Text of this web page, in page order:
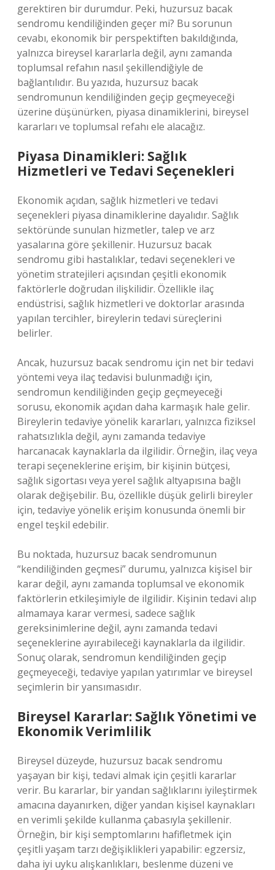
gerektiren bir durumdur. Peki, huzursuz bacak
sendromu kendiliğinden geçer mi? Bu sorunun
cevabı, ekonomik bir perspektiften bakıldığında,
yalnızca bireysel kararlarla değil, aynı zamanda
toplumsal refahın nasıl şekillendiğiyle de
bağlantılıdır. Bu yazıda, huzursuz bacak
sendromunun kendiliğinden geçip geçmeyeceği
üzerine düşünürken, piyasa dinamiklerini, bireysel
kararları ve toplumsal refahı ele alacağız.
Piyasa Dinamikleri: Sağlık
Hizmetleri ve Tedavi Seçenekleri
Ekonomik açıdan, sağlık hizmetleri ve tedavi
seçenekleri piyasa dinamiklerine dayalıdır. Sağlık
sektöründe sunulan hizmetler, talep ve arz
yasalarına göre şekillenir. Huzursuz bacak
sendromu gibi hastalıklar, tedavi seçenekleri ve
yönetim stratejileri açısından çeşitli ekonomik
faktörlerle doğrudan ilişkilidir. Özellikle ilaç
endüstrisi, sağlık hizmetleri ve doktorlar arasında
yapılan tercihler, bireylerin tedavi süreçlerini
belirler.
Ancak, huzursuz bacak sendromu için net bir tedavi
yöntemi veya ilaç tedavisi bulunmadığı için,
sendromun kendiliğinden geçip geçmeyeceği
sorusu, ekonomik açıdan daha karmaşık hale gelir.
Bireylerin tedaviye yönelik kararları, yalnızca fiziksel
rahatsızlıkla değil, aynı zamanda tedaviye
harcanacak kaynaklarla da ilgilidir. Örneğin, ilaç veya
terapi seçeneklerine erişim, bir kişinin bütçesi,
sağlık sigortası veya yerel sağlık altyapısına bağlı
olarak değişebilir. Bu, özellikle düşük gelirli bireyler
için, tedaviye yönelik erişim konusunda önemli bir
engel teşkil edebilir.
Bu noktada, huzursuz bacak sendromunun
“kendiliğinden geçmesi” durumu, yalnızca kişisel bir
karar değil, aynı zamanda toplumsal ve ekonomik
faktörlerin etkileşimiyle de ilgilidir. Kişinin tedavi alıp
almamaya karar vermesi, sadece sağlık
gereksinimlerine değil, aynı zamanda tedavi
seçeneklerine ayırabileceği kaynaklarla da ilgilidir.
Sonuç olarak, sendromun kendiliğinden geçip
geçmeyeceği, tedaviye yapılan yatırımlar ve bireysel
seçimlerin bir yansımasıdır.
Bireysel Kararlar: Sağlık Yönetimi ve
Ekonomik Verimlilik
Bireysel düzeyde, huzursuz bacak sendromu
yaşayan bir kişi, tedavi almak için çeşitli kararlar
verir. Bu kararlar, bir yandan sağlıklarını iyileştirmek
amacına dayanırken, diğer yandan kişisel kaynakları
en verimli şekilde kullanma çabasıyla şekillenir.
Örneğin, bir kişi semptomlarını hafifletmek için
çeşitli yaşam tarzı değişiklikleri yapabilir: egzersiz,
daha iyi uyku alışkanlıkları, beslenme düzeni ve